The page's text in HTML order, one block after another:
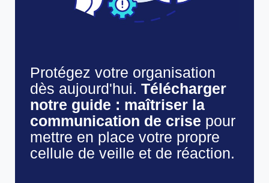
Protégez votre organisation
dès aujourd'hui. Télécharger
notre guide : maîtriser la
communication de crise pour
mettre en place votre propre
cellule de veille et de réaction.